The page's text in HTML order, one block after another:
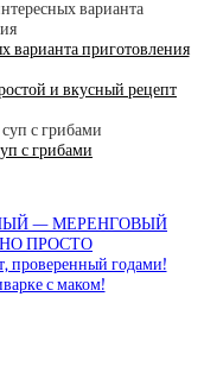
варианта приготовления
и вкусный рецепт
с грибами
— МЕРЕНГОВЫЙ
ПРОСТО
проверенный годами!
с маком!